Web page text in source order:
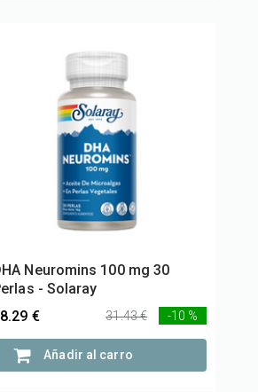
Neuromins 100 mg 30
- Solaray
€
31.43 € -10 %
Añadir al carro